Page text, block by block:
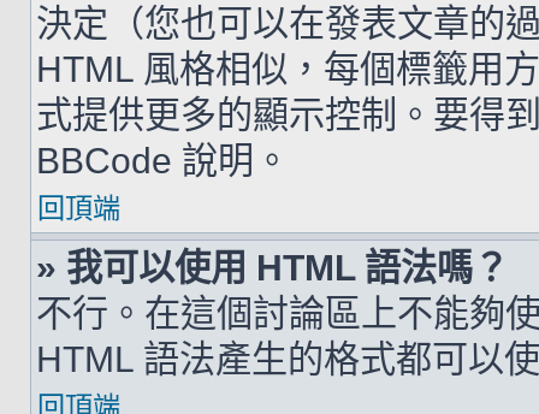
決定（您也可以在發表文章的
HTML 風格相似，每個標籤用
式提供更多的顯示控制。要得
BBCode 說明。
回頂端
» 我可以使用 HTML 語法嗎？
不行。在這個討論區上不能夠
HTML 語法產生的格式都可以
回頂端